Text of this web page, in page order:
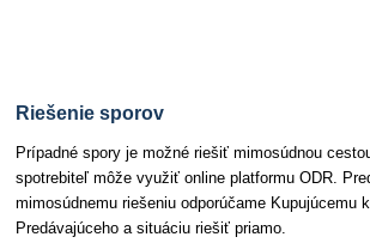
Riešenie sporov
Prípadné spory je možné riešiť mimosúdnou
spotrebiteľ môže využiť online platformu ODR.
mimosúdnemu riešeniu odporúčame Kupujúcemu
Predávajúceho a situáciu riešiť priamo.